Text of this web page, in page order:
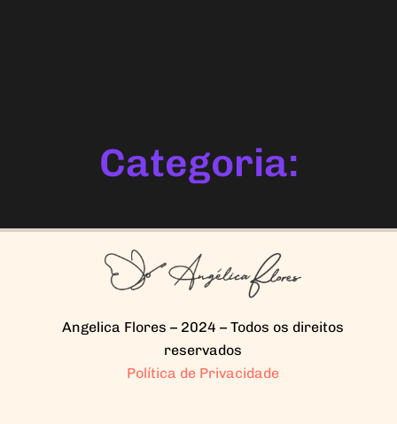
Categoria:
Angelica Flores – 2024 – Todos os direitos
reservados
Política de Privacidade